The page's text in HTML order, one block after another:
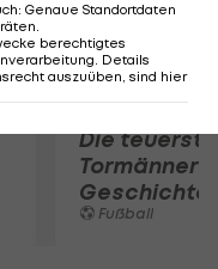
Die
Tormänner
Geschichte
Fußball
: Genaue Standortdaten
.
berechtigtes
Details
auszuüben, sind hier